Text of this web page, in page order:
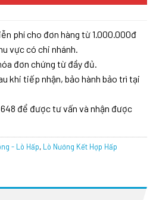
phí cho đơn hàng từ 1.000.000đ
vực có chi nhánh.
đơn chứng từ đầy đủ.
khi tiếp nhận, bảo hành bảo trì tại
để được tư vấn và nhận được
- Lò Hấp, Lò Nướng Kết Hợp Hấp